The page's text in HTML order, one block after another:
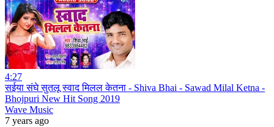
4:27
सईया संघे सुतलू स्वाद मिलल केतना - Shiva Bhai - Sawad Milal Ketna -
Bhojpuri New Hit Song 2019
Wave Music
7 years ago